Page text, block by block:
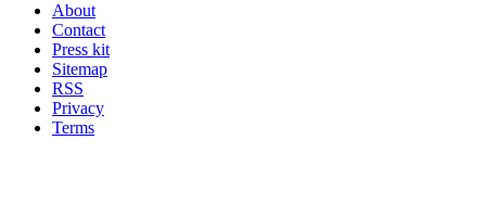
About
Contact
Press kit
Sitemap
RSS
Privacy
Terms